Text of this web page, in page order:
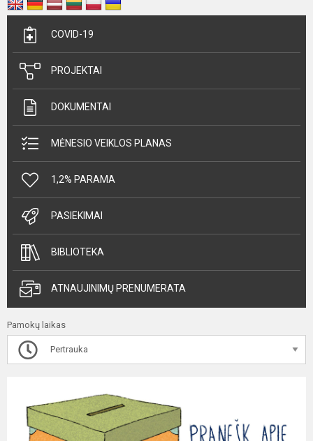
COVID-19
PROJEKTAI
DOKUMENTAI
MĖNESIO VEIKLOS PLANAS
1,2% PARAMA
PASIEKIMAI
BIBLIOTEKA
ATNAUJINIMŲ PRENUMERATA
Pamokų laikas
Pertrauka